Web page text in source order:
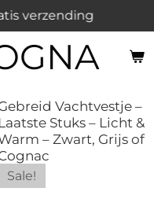
verzending
Vachtvestje –
Laatste Stuks – Licht &
– Zwart, Grijs of
Sale!